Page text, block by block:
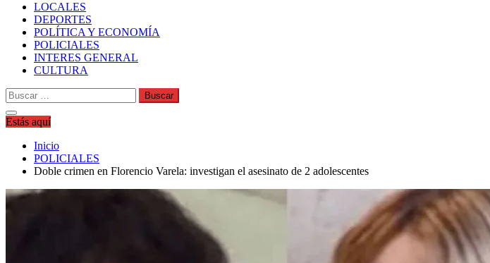
LOCALES
DEPORTES
POLÍTICA Y ECONOMÍA
POLICIALES
INTERES GENERAL
CULTURA
Buscar:
Estás aquí
Inicio
POLICIALES
Doble crimen en Florencio Varela: investigan el asesinato de 2 adolescentes